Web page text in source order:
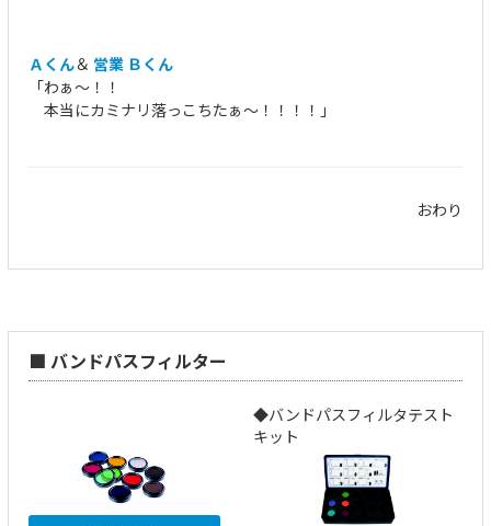
Ａくん＆ 営業 Ｂくん
「わぁ～！！
本当にカミナリ落っこちたぁ～！！！！」
おわり
■ バンドパスフィルター
◆バンドパスフィルタテスト
キット